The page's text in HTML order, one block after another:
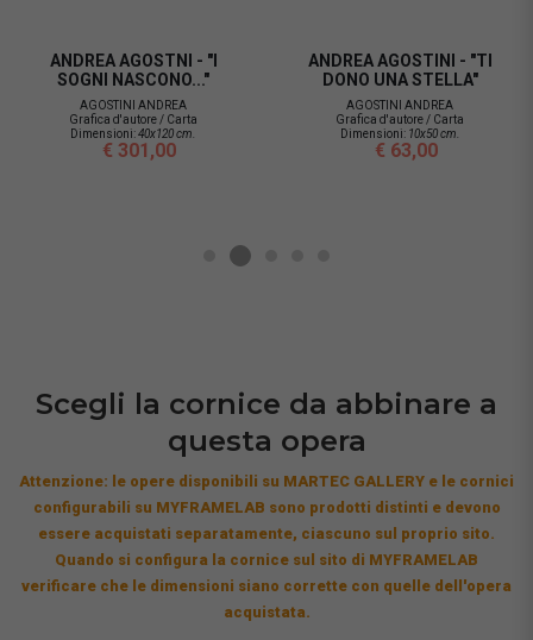
ANDREA AGOSTNI - "I
SOGNI NASCONO..."
AGOSTINI ANDREA
Grafica d'autore / Carta
Dimensioni:40x120 cm.
€ 301,00
ANDREA AGOSTINI - "TI
DONO UNA STELLA"
AGOSTINI ANDREA
Grafica d'autore / Carta
Dimensioni: 10x50 cm.
€ 63,00
Scegli la cornice da abbinare a
questa opera
Attenzione: le opere disponibili su MARTEC GALLERY e le cornici
configurabili su MYFRAMELAB sono prodotti distinti e devono
essere acquistati separatamente, ciascuno sul proprio sito.
Quando si configura la cornice sul sito di MYFRAMELAB
verificare che le dimensioni siano corrette con quelle dell'opera
acquistata.